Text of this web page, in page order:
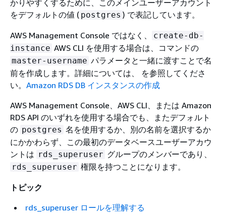
かりやすくするために、このメインユーザーアカウント
をデフォルトの値 ( postgres ) で表記しています。
AWS Management Console ではなく、
create-db-
instance AWS CLI を使用する場合は、コマンドの
master-username パラメータと一緒に渡すことで名
前を作成します。詳細については、 を参照してくださ
い。 Amazon RDS DB インスタンスの作成
AWS Management Console、AWS CLI、または Amazon
RDS API のいずれを使用する場合でも、またデフォルト
の postgres 名を使用するか、別の名前を選択するか
にかかわらず、この最初のデータベースユーザーアカウ
ントは rds_superuser グループのメンバーであり、
rds_superuser 権限を持つことになります。
トピック
rds_superuser ロールを理解する